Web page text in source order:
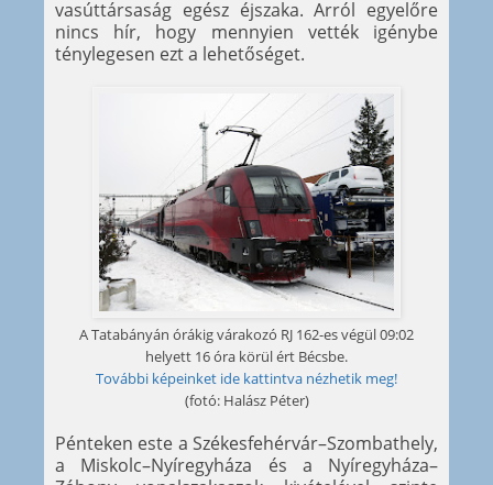
vasúttársaság egész éjszaka. Arról egyelőre
nincs hír, hogy mennyien vették igénybe
ténylegesen ezt a lehetőséget.
A Tatabányán órákig várakozó RJ 162-es végül 09:02
helyett 16 óra körül ért Bécsbe.
További képeinket ide kattintva nézhetik meg!
(fotó: Halász Péter)
Pénteken este a Székesfehérvár–Szombathely,
a Miskolc–Nyíregyháza és a Nyíregyháza–